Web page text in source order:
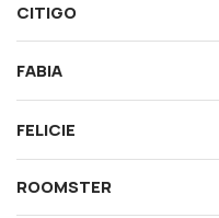
CITIGO
FABIA
FELICIE
ROOMSTER